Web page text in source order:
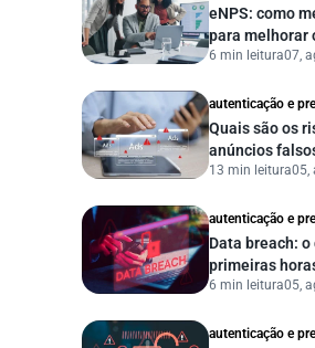
eNPS: como
para melhorar
6 min leitura07,
autenticação e
Quais são os
anúncios
proteger seu
13 min leitura05,
autenticação e
Data breach:
primeiras
vazamento de
6 min leitura05,
autenticação e